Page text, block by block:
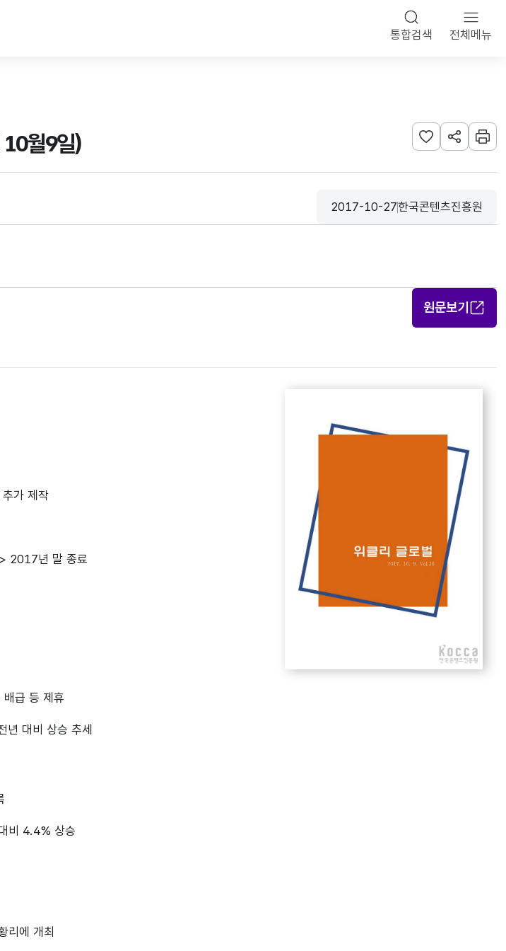
통합검색 전체메뉴
월9일) 관심사 등록하기
URL 공유하
인쇄
등록일
2017-10-27
수집기관
한국콘텐츠진흥원
원문보기
가 제작
2017년 말 종료
배급 등 제휴
년 대비 상승 추세
비 4.4% 상승
리에 개최